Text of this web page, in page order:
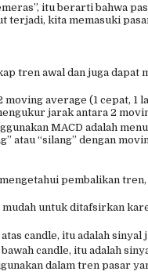
itu berarti bahwa
terjadi, kita memasuki
tren awal dan juga dapat
average (1 cepat, 1
jarak antara 2
MACD adalah
atau “silang” dengan
pembalikan tren,
untuk ditafsirkan
candle, itu adalah sinyal
candle, itu adalah
dalam tren pasar